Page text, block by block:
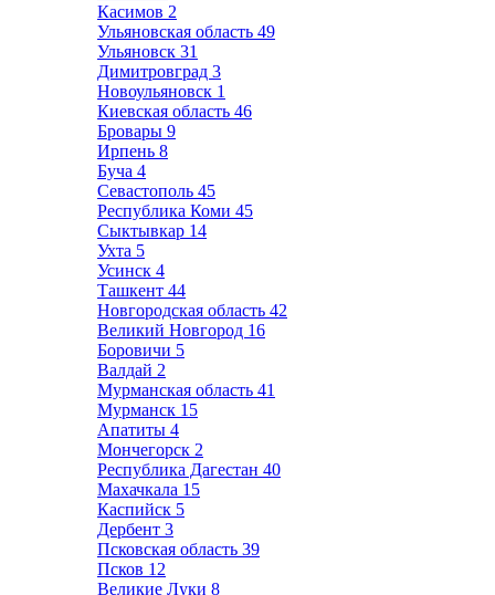
Касимов 2
Ульяновская область 49
Ульяновск 31
Димитровград 3
Новоульяновск 1
Киевская область 46
Бровары 9
Ирпень 8
Буча 4
Севастополь 45
Республика Коми 45
Сыктывкар 14
Ухта 5
Усинск 4
Ташкент 44
Новгородская область 42
Великий Новгород 16
Боровичи 5
Валдай 2
Мурманская область 41
Мурманск 15
Апатиты 4
Мончегорск 2
Республика Дагестан 40
Махачкала 15
Каспийск 5
Дербент 3
Псковская область 39
Псков 12
Великие Луки 8